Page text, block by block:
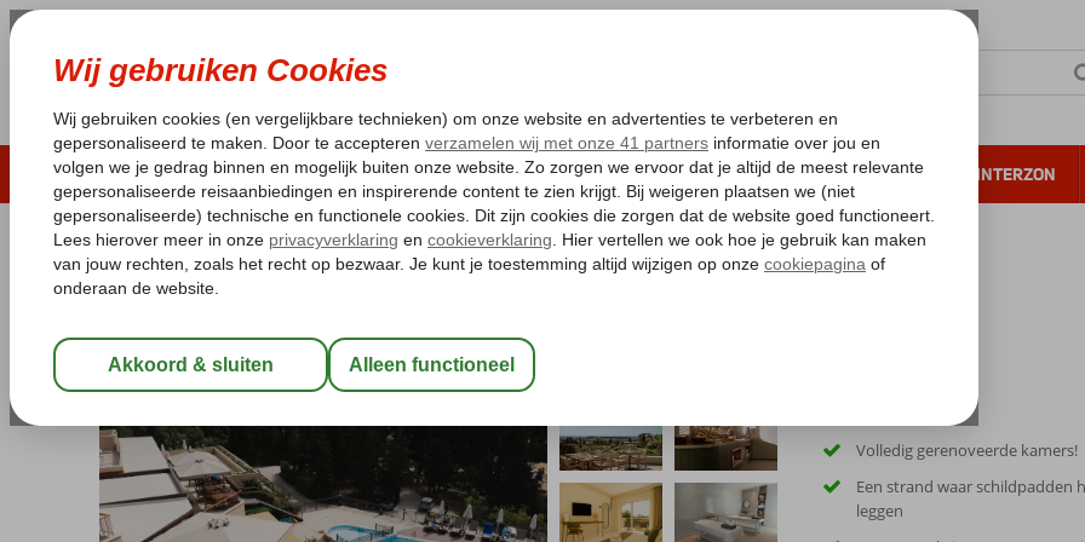
LAST MINUTE ZOMER 2026 ZONVAKANTIE VERRE REIZEN ALL INCLUSIVE WINTERZON
Pakketgarantie Laagsteprijsgarantie* Gratis annuleren*
Home
Griekenland Zakynthos
Belvedere Luxury Suites
All Inclusive Hotel
Volledig gerenoveerde kamers!
Een strand waar schildpadden
leggen